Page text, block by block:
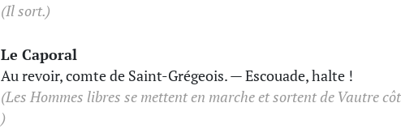
(Il sort.)
Le Caporal
Au revoir, comte de Saint-Grégeois. — Escouade, halte !
(Les Hommes libres se mettent en marche et sortent de Vautre
)